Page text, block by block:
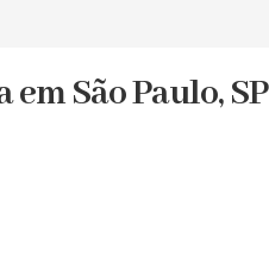
São Paulo, SP